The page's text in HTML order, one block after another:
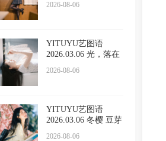
2026-08-06
YITUYU艺图语
2026.03.06 光，落在
2026-08-06
YITUYU艺图语
2026.03.06 冬樱 豆芽
2026-08-06